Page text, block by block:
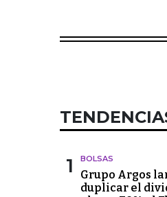
1 BOLSAS
Grupo Argos
duplicar el